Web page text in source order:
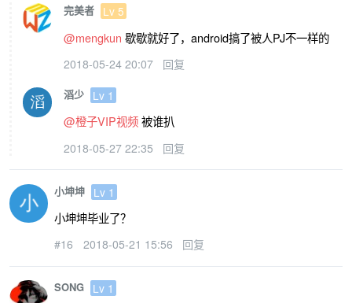
完美者 Lv 5
@mengkun 歇歇就好了，android搞了被人PJ不一样的
2018-05-24 20:07 回复
滔少 Lv 1
@橙子VIP视频 被谁扒
2018-05-27 22:35 回复
小坤坤 Lv 1
小坤坤毕业了？
#16 2018-05-21 15:56 回复
SONG Lv 1